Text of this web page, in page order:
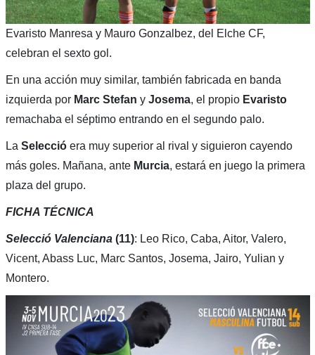
Evaristo Manresa y Mauro Gonzalbez, del Elche CF,
celebran el sexto gol.
En una acción muy similar, también fabricada en banda
izquierda por Marc Stefan y Josema, el propio Evaristo
remachaba el séptimo entrando en el segundo palo.
La Seleccióera muy superior al rival y siguieron cayendo
más goles. Mañana, ante Murcia, estará en juego la primera
plaza del grupo.
FICHA TÉCNICA
Selecció Valenciana (11): Leo Rico, Caba, Aitor, Valero,
Vicent, Abass Luc, Marc Santos, Josema, Jairo, Yulian y
Montero.